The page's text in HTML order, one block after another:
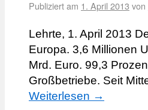
Publiziert am 1. April 2013 von
Lehrte, 1. April 2013
Europa. 3,6 Millionen
Mrd. Euro. 99,3
Großbetriebe. Seit
Weiterlesen →